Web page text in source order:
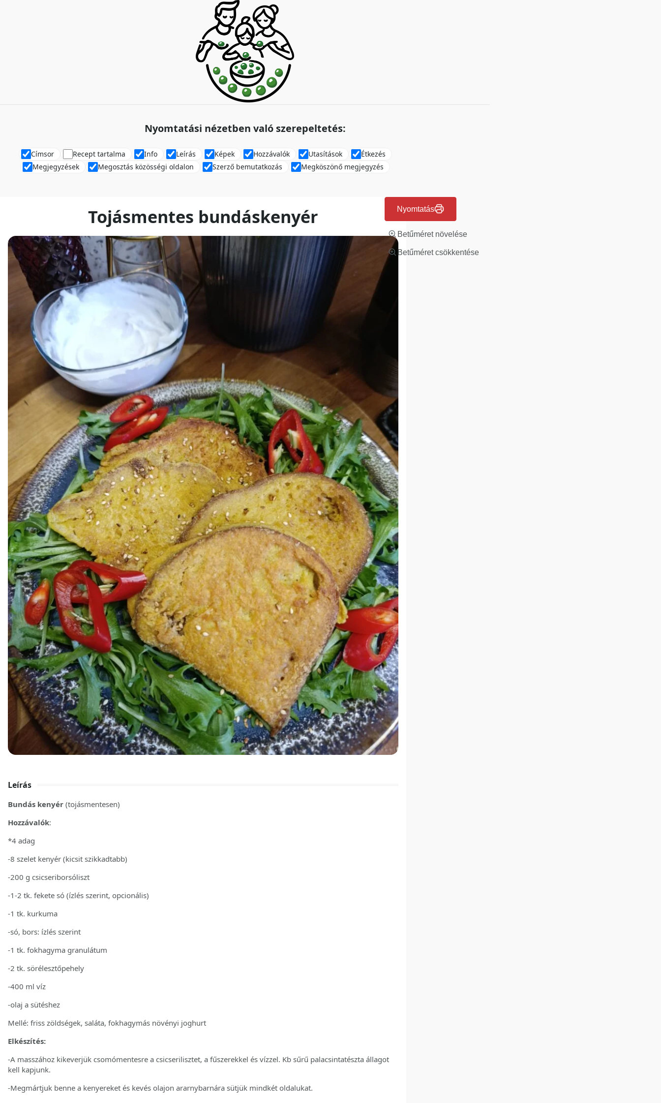
Nyomtatási nézetben való szerepeltetés:
Címsor Recept tartalma Info Leírás Képek Hozzávalók Utasítások
Étkezés
Megjegyzések
Megosztás közösségi oldalon Szerző bemutatkozás Megköszönő megjegyzés
Nyomtatás
Betűméret növelése
Betűméret csökkentése
Tojásmentes bundáskenyér
Leírás
Bundás kenyér (tojásmentesen)
Hozzávalók:
*4 adag
-8 szelet kenyér (kicsit szikkadtabb)
-200 g csicseriborsóliszt
-1-2 tk. fekete só (ízlés szerint, opcionális)
-1 tk. kurkuma
-só, bors: ízlés szerint
-1 tk. fokhagyma granulátum
-2 tk. sörélesztőpehely
-400 ml víz
-olaj a sütéshez
Mellé: friss zöldségek, saláta, fokhagymás növényi joghurt
Elkészítés:
-A masszához kikeverjük csomómentesre a csicserilisztet, a fűszerekkel és vízzel. Kb sűrű palacsintatészta állagot
kell kapjunk.
-Megmártjuk benne a kenyereket és kevés olajon ararnybarnára sütjük mindkét oldalukat.